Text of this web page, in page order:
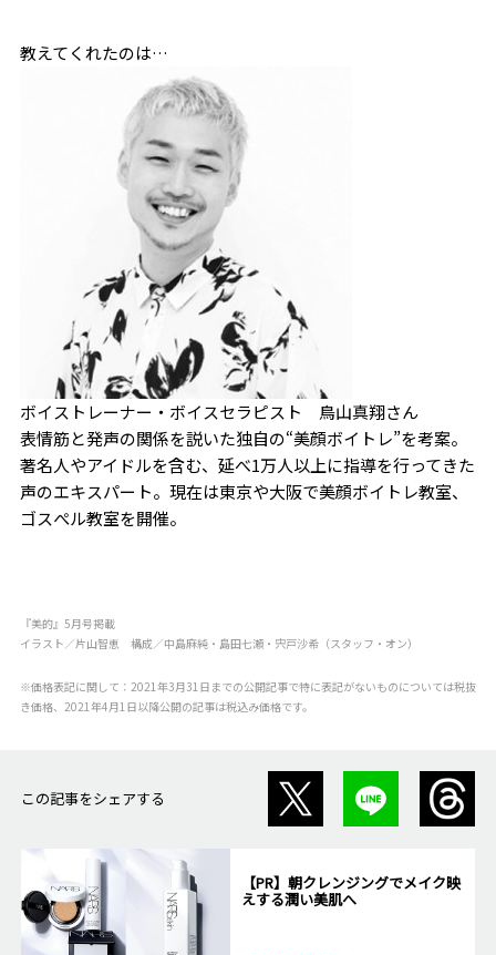
教えてくれたのは…
ボイストレーナー・ボイスセラピスト 鳥山真翔さん
表情筋と発声の関係を説いた独自の“美顔ボイトレ”を考案。
著名人やアイドルを含む、延べ1万人以上に指導を行ってきた
声のエキスパート。現在は東京や大阪で美顔ボイトレ教室、
ゴスぺル教室を開催。
『美的』5月号掲載
イラスト／片山智恵 構成／中島麻純・島田七瀬・宍戸沙希（スタッフ・オン）
※価格表記に関して：2021年3月31日までの公開記事で特に表記がないものについては税抜
き価格、2021年4月1日以降公開の記事は税込み価格です。
この記事をシェアする
【PR】朝クレンジングでメイク映
えする潤い美肌へ